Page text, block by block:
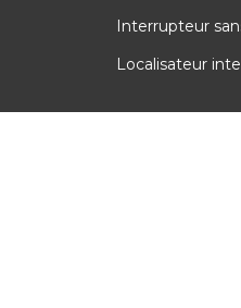
Interrupteur
Localisateur